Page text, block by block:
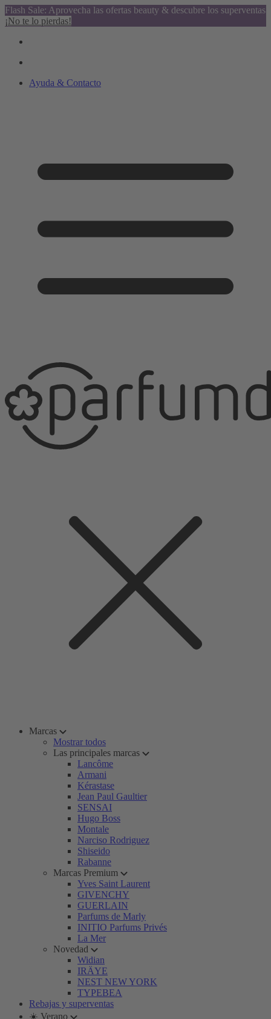
Flash Sale: Aprovecha las ofertas beauty & descubre los superventas
¡No te lo pierdas!
Ayuda & Contacto
Marcas
Mostrar todos
Las principales marcas
Lancôme
Armani
Kérastase
Jean Paul Gaultier
SENSAI
Hugo Boss
Montale
Narciso Rodriguez
Shiseido
Rabanne
Marcas Premium
Yves Saint Laurent
GIVENCHY
GUERLAIN
Parfums de Marly
INITIO Parfums Privés
La Mer
Novedad
Widian
IRÄYE
NEST NEW YORK
TYPEBEA
Rebajas y superventas
☀️ Verano